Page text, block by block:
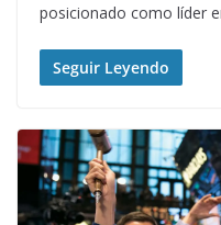
posicionado como líder
Seguir Leyendo